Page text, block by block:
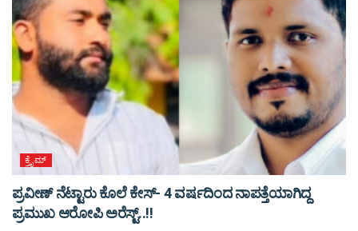
ಕ್ರೈಮ್
ಪ್ರವೀಣ್ ನೆಟ್ಟಾರು ಕೊಲೆ ಕೇಸ್‌- 4 ವರ್ಷದಿಂದ ನಾಪತ್ತೆಯಾಗಿದ್ದ
ಪ್ರಮುಖ ಆರೋಪಿ ಅರೆಸ್ಟ್‌..!!